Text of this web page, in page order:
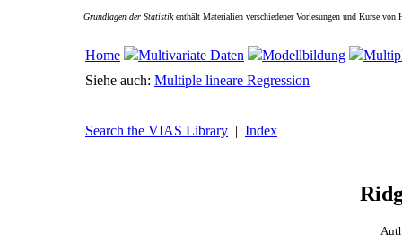
Grundlagen der Statistikenthält Materialien verschiedener Vorlesungen und Kurse
Home Multivariate Daten Modellbildung
Siehe auch: Multiple lineare Regression
Search the VIAS Library | Index